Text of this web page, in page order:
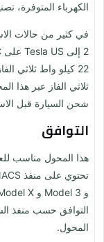
الكهرباء المتوفرة،
22 كيلو واط ثلاثي
ثلاثي الفاز عبر هذا
شحن السيارة قبل
التوافق
التوافق حسب منفذ
المحول.